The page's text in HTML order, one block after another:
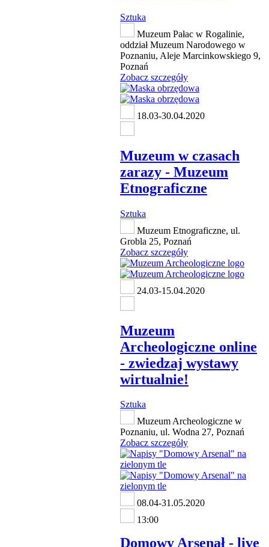
Sztuka
Muzeum Pałac w Rogalinie,
oddział Muzeum Narodowego w
Poznaniu, Aleje Marcinkowskiego 9,
Poznań
Zobacz szczegóły
18.03-30.04.2020
Muzeum w czasach
zarazy - Muzeum
Etnograficzne
Sztuka
Muzeum Etnograficzne, ul.
Grobla 25, Poznań
Zobacz szczegóły
24.03-15.04.2020
Muzeum
Archeologiczne online
- zwiedzaj wystawy
wirtualnie!
Sztuka
Muzeum Archeologiczne w
Poznaniu, ul. Wodna 27, Poznań
Zobacz szczegóły
08.04-31.05.2020
13:00
Domowy Arsenał - live